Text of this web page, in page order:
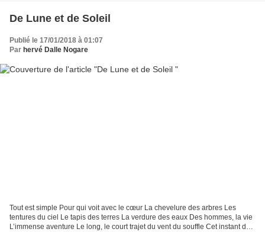
De Lune et de Soleil
Publié le 17/01/2018 à 01:07
Par hervé Dalle Nogare
Tout est simple Pour qui voit avec le cœur La chevelure des arbres Les
tentures du ciel Le tapis des terres La verdure des eaux Des hommes, la vie
L’immense aventure Le long, le court trajet du vent du souffle Cet instant de